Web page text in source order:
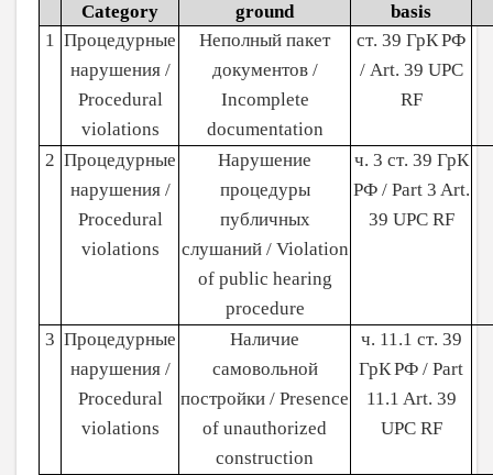
Category
ground
basis
1 Процедурные
нарушения /
Procedural
violations
Неполный пакет
документов /
Incomplete
documentation
ст. 39 ГрКРФ
/ Art. 39 UPC
RF
2 Процедурные
нарушения /
Procedural
violations
Нарушение
процедуры
публичных
слушаний/ Violation
of public hearing
procedure
ч. 3 ст. 39 ГрК
РФ/ Part 3 Art.
39 UPC RF
3 Процедурные
нарушения /
Procedural
violations
Наличие
самовольной
постройки / Presence
of unauthorized
construction
ч. 11.1 ст. 39
ГрКРФ / Part
11.1 Art. 39
UPC RF